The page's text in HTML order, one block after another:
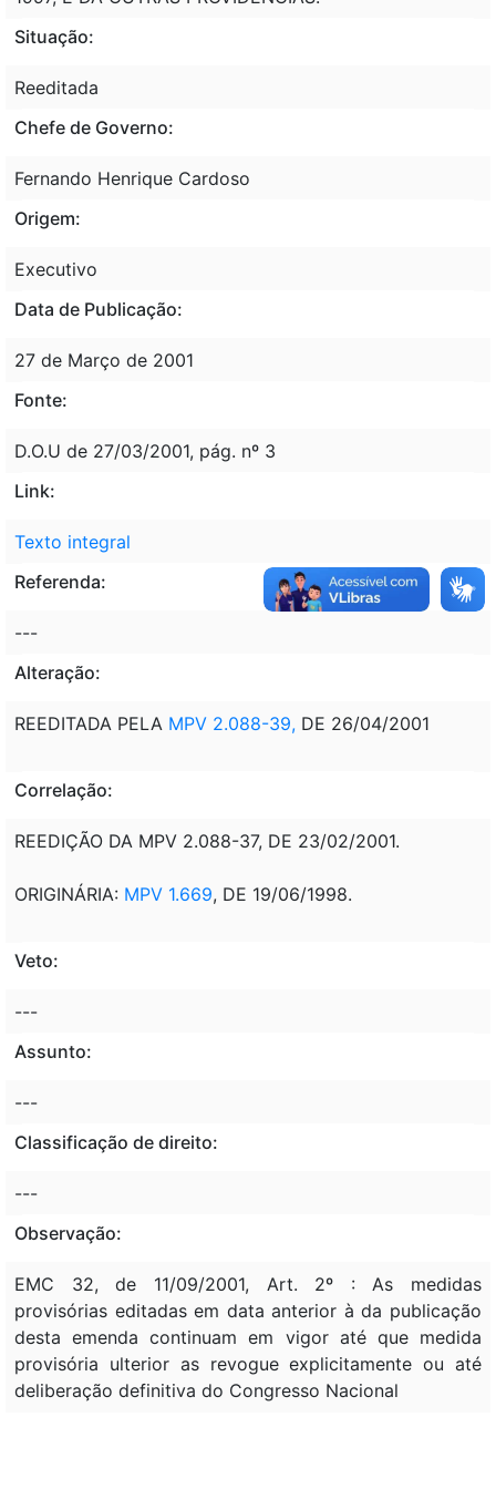
Situação:
Reeditada
Chefe de Governo:
Fernando Henrique Cardoso
Origem:
Executivo
Data de Publicação:
27 de Março de 2001
Fonte:
D.O.U de 27/03/2001, pág. nº 3
Link:
Texto integral
Referenda:
---
Alteração:
REEDITADA PELA MPV 2.088-39, DE 26/04/2001
Correlação:
REEDIÇÃO DA MPV 2.088-37, DE 23/02/2001.
ORIGINÁRIA: MPV 1.669, DE 19/06/1998.
Veto:
---
Assunto:
---
Classificação de direito:
---
Observação:
EMC 32, de 11/09/2001, Art. 2º : As medidas
provisórias editadas em data anterior à da publicação
desta emenda continuam em vigor até que medida
provisória ulterior as revogue explicitamente ou até
deliberação definitiva do Congresso Nacional